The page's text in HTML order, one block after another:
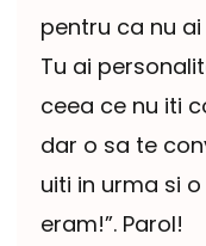
pentru ca nu
Tu ai
ceea ce nu iti
dar o sa te
uiti in urma si
eram!”. Parol!